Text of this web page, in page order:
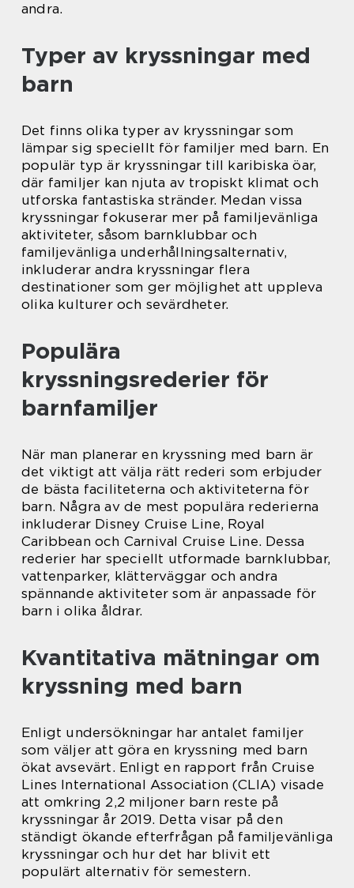
andra.
Typer av kryssningar med
barn
Det finns olika typer av kryssningar som
lämpar sig speciellt för familjer med barn. En
populär typ är kryssningar till karibiska öar,
där familjer kan njuta av tropiskt klimat och
utforska fantastiska stränder. Medan vissa
kryssningar fokuserar mer på familjevänliga
aktiviteter, såsom barnklubbar och
familjevänliga underhållningsalternativ,
inkluderar andra kryssningar flera
destinationer som ger möjlighet att uppleva
olika kulturer och sevärdheter.
Populära
kryssningsrederier för
barnfamiljer
När man planerar en kryssning med barn är
det viktigt att välja rätt rederi som erbjuder
de bästa faciliteterna och aktiviteterna för
barn. Några av de mest populära rederierna
inkluderar Disney Cruise Line, Royal
Caribbean och Carnival Cruise Line. Dessa
rederier har speciellt utformade barnklubbar,
vattenparker, klätterväggar och andra
spännande aktiviteter som är anpassade för
barn i olika åldrar.
Kvantitativa mätningar om
kryssning med barn
Enligt undersökningar har antalet familjer
som väljer att göra en kryssning med barn
ökat avsevärt. Enligt en rapport från Cruise
Lines International Association (CLIA) visade
att omkring 2,2 miljoner barn reste på
kryssningar år 2019. Detta visar på den
ständigt ökande efterfrågan på familjevänliga
kryssningar och hur det har blivit ett
populärt alternativ för semestern.